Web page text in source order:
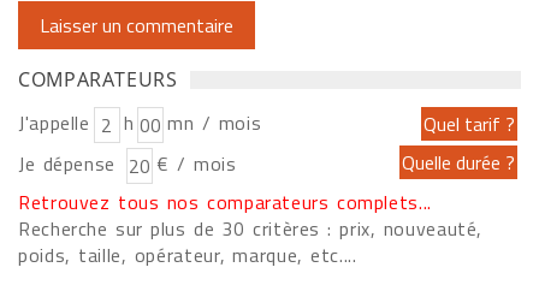
COMPARATEURS
J'appelle h
mn / mois
Je dépense
€ / mois
Retrouvez tous nos comparateurs complets...
Recherche sur plus de 30 critères : prix, nouveauté,
poids, taille, opérateur, marque, etc....